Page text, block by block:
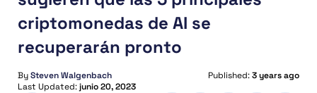
criptomonedas de AI se
recuperarán pronto
BySteven Walgenbach Published:3 years ago
Last Updated:junio 20, 2023